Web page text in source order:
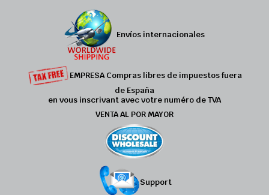
Envíos internacionales
EMPRESA Compras libres de impuestos fuera
de España
en vous inscrivant avec votre numéro de TVA
VENTA AL POR MAYOR
Support